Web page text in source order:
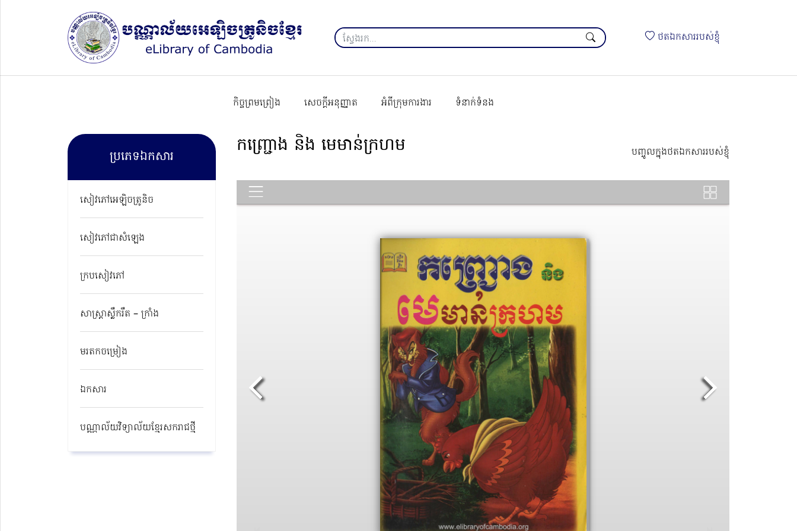
ថតឯកសាររបស់ខ្ញុំ
កិច្ចព្រមព្រៀង សេចក្ដីអនុញ្ញាត អំពីក្រុមការងារ ទំនាក់ទំនង
ប្រភេទឯកសារ
សៀវភៅអេឡិចត្រូនិច
សៀវភៅជាសំឡេង
ក្របសៀវភៅ
សាស្ត្រាស្លឹករឹត – ក្រាំង
មរតកចម្រៀង
ឯកសារ
បណ្ណាល័យវិទ្យាល័យខ្មែរសករាជថ្មី​
កញ្រ្ជោង និង មេមាន់ក្រហម បញ្ចូលក្នុងថតឯកសាររបស់ខ្ញុំ